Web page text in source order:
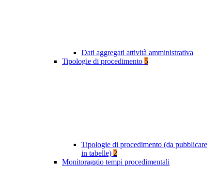
Dati aggregati attività amministrativa
Tipologie di procedimento 5
Tipologie di procedimento (da pubblicare
in tabelle) 2
Monitoraggio tempi procedimentali